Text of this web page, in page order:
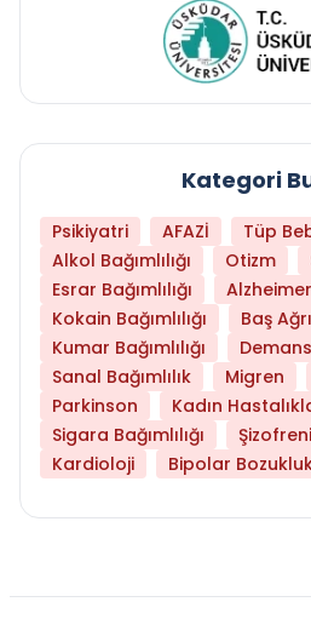
Kategori
Psikiyatri AFAZİ
Tüp
Alkol Bağımlılığı
Otizm
Esrar Bağımlılığı
Alzheimer
Kokain Bağımlılığı
Baş
Kumar Bağımlılığı
Demans
Sanal Bağımlılık
Migren
Parkinson
Kadın
Sigara Bağımlılığı
Şizofreni
Kardioloji
Bipolar